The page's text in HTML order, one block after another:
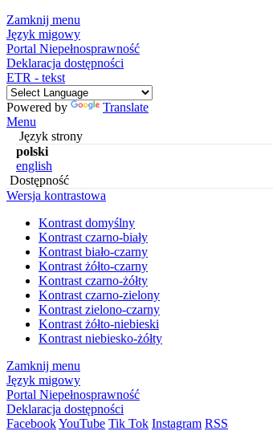
Zamknij menu
Język migowy
Portal Niepełnosprawność
Deklaracja dostępności
ETR - tekst
Powered by
Translate
Menu
Język strony
polski
english
Dostępność
Wersja kontrastowa
Kontrast domyślny
Kontrast czarno-biały
Kontrast biało-czarny
Kontrast żółto-czarny
Kontrast czarno-żółty
Kontrast czarno-zielony
Kontrast zielono-czarny
Kontrast żółto-niebieski
Kontrast niebiesko-żółty
Zamknij menu
Język migowy
Portal Niepełnosprawność
Deklaracja dostępności
FacebookYouTube Tik Tok Instagram RSS